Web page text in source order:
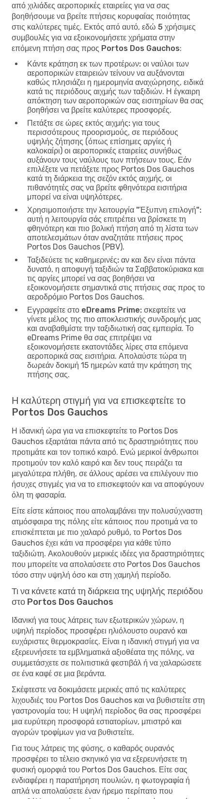
από χιλιάδες αεροπορικές εταιρείες για να σας
βοηθήσουμε να βρείτε πτήσεις κορυφαίας ποιότητας
στις καλύτερες τιμές. Εκτός από αυτό, εδώ 5 χρήσιμες
συμβουλές για να εξοικονομήσετε χρήματα στην
επόμενη πτήση σας προς Portos Dos Gauchos:
Κάντε κράτηση εκ των προτέρων: οι ναύλοι των
αεροπορικών εταιρειών τείνουν να αυξάνονται
καθώς πλησιάζει η ημερομηνία αναχώρησης, ειδικά
κατά τις περιόδους αιχμής των ταξιδιών. Η έγκαιρη
απόκτηση των αεροπορικών σας εισιτηρίων θα σας
βοηθήσει να βρείτε καλύτερες προσφορές.
Πετάξτε σε ώρες εκτός αιχμής: για τους
περισσότερους προορισμούς, σε περιόδους
υψηλής ζήτησης (όπως επίσημες αργίες ή
καλοκαίρι) οι αεροπορικές εταιρείες συνήθως
αυξάνουν τους ναύλους των πτήσεων τους. Εάν
επιλέξετε να πετάξετε προς Portos Dos Gauchos
κατά τη διάρκεια της σεζόν εκτός αιχμής, οι
πιθανότητές σας να βρείτε φθηνότερα εισιτήρια
μπορεί να είναι υψηλότερες.
Χρησιμοποιήστε την λειτουργία "Έξυπνη επιλογή":
αυτή η λειτουργία σάς επιτρέπει να βρίσκετε τη
φθηνότερη και πιο βολική πτήση από τη λίστα των
αποτελεσμάτων όταν αναζητάτε πτήσεις προς
Portos Dos Gauchos (PBV).
Ταξιδεύετε τις καθημερινές: αν και δεν είναι πάντα
δυνατό, η αποφυγή ταξιδιών τα Σαββατοκύριακα και
τις αργίες μπορεί να σας βοηθήσει να
εξοικονομήσετε σημαντικά στις πτήσεις σας προς το
αεροδρόμιο Portos Dos Gauchos.
Εγγραφείτε στο eDreams Prime: σκεφτείτε να
γίνετε μέλος της πιο αποκλειστικής συνδρομής μας
και αναβαθμίστε την ταξιδιωτική σας εμπειρία. Το
eDreams Prime θα σας επιτρέψει να
εξοικονομήσετε εκατοντάδες λίρες στα επόμενα
αεροπορικά σας εισιτήρια. Απολαύστε τώρα τη
δωρεάν δοκιμή 15 ημερών κατά την κράτηση της
πτήσης σας.
Η καλύτερη στιγμή για να επισκεφτείτε το
Portos Dos Gauchos
Η ιδανική ώρα για να επισκεφτείτε το Portos Dos
Gauchos εξαρτάται πάντα από τις δραστηριότητες που
προτιμάτε και τον τοπικό καιρό. Ενώ μερικοί άνθρωποι
προτιμούν τον καλό καιρό και δεν τους πειράζει τα
μεγαλύτερα πλήθη, σε άλλους αρέσει να επιλέγουν πιο
ήσυχες στιγμές για να το επισκεφτούν και να αποφύγουν
όλη τη φασαρία.
Είτε είστε κάποιος που απολαμβάνει την πολυσύχναστη
ατμόσφαιρα της πόλης είτε κάποιος που προτιμά να το
επισκέπτεται με πιο χαλαρό ρυθμό, το Portos Dos
Gauchos έχει κάτι να προσφέρει για κάθε τύπο
ταξιδιώτη. Ακολουθούν μερικές ιδέες για δραστηριότητες
που μπορείτε να απολαύσετε στο Portos Dos Gauchos
τόσο στην υψηλή όσο και στη χαμηλή περίοδο.
Τι να κάνετε κατά τη διάρκεια της υψηλής περιόδου
στο Portos Dos Gauchos
Ιδανική για τους λάτρεις των εξωτερικών χώρων, η
υψηλή περίοδος προσφέρει ηλιόλουστο ουρανό και
ευχάριστες θερμοκρασίες. Είναι η ιδανική στιγμή για να
εξερευνήσετε τα εμβληματικά αξιοθέατα της πόλης, να
συμμετάσχετε σε πολιτιστικά φεστιβάλ ή να χαλαρώσετε
σε ένα καφέ σε μια βεράντα.
Σκέφτεστε να δοκιμάσετε μερικές από τις καλύτερες
λιχουδιές του Portos Dos Gauchos και να βυθιστείτε στη
γαστρονομία του; Η υψηλή περίοδος θα σας προσφέρει
μια ευρύτερη προσφορά εστιατορίων, μπιστρό και
αγορών τροφίμων για να βυθιστείτε.
Για τους λάτρεις της φύσης, ο καθαρός ουρανός
προσφέρει το τέλειο σκηνικό για να εξερευνήσετε τη
φυσική ομορφιά του Portos Dos Gauchos. Είτε σας
ενδιαφέρει η παρατήρηση πουλιών, η φωτογραφία ή
απλά να απολαύσετε έναν ήρεμο περίπατο που